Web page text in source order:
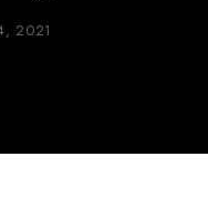
2021